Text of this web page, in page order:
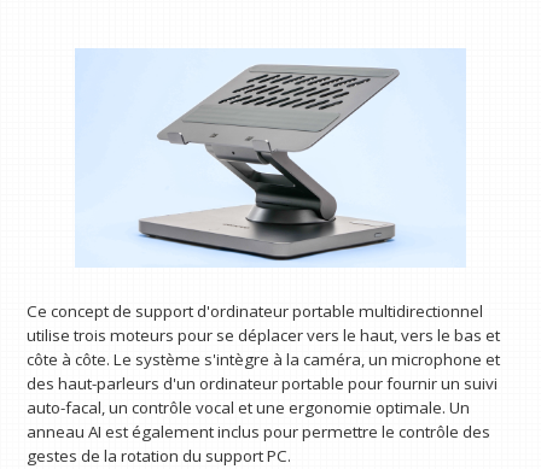
Ce concept de support d'ordinateur portable multidirectionnel
utilise trois moteurs pour se déplacer vers le haut, vers le bas et
côte à côte. Le système s'intègre à la caméra, un microphone et
des haut-parleurs d'un ordinateur portable pour fournir un suivi
auto-facal, un contrôle vocal et une ergonomie optimale. Un
anneau AI est également inclus pour permettre le contrôle des
gestes de la rotation du support PC.